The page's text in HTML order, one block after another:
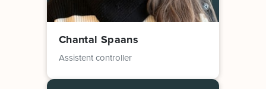
Chantal Spaans
Assistent controller